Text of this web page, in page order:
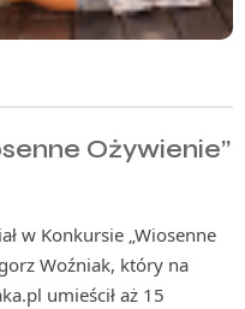
Ożywienie”
w Konkursie „Wiosenne
Woźniak, który na
umieścił aż 15